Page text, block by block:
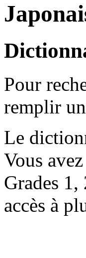
Pour
remplir
Le
Vous
Grades
accès à